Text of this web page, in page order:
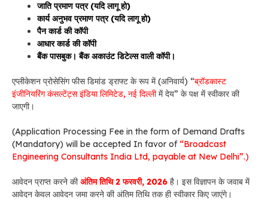
जाति प्रमाण पत्र (यदि लागू हो)
कार्य अनुभव प्रमाण पत्र (यदि लागू हो)
पैन कार्ड की कॉपी
आधार कार्ड की कॉपी
बैंक पासबुक। बैंक अकाउंट डिटेल्स वाली कॉपी।
एप्लीकेशन प्रोसेसिंग फीस डिमांड ड्राफ्ट के रूप में (अनिवार्य) “ब्रॉडकास्ट
इंजीनियरिंग कंसल्टेंट्स इंडिया लिमिटेड, नई दिल्लीमें देय” के पक्ष में स्वीकार की
जाएगी।
(Application Processing Fee in the form of Demand Drafts
(Mandatory) will be accepted In favor of “Broadcast
Engineering Consultants India Ltd, payable at New Delhi”.)
आवेदन प्राप्त करने कीअंतिम तिथि 2 फरवरी, 2026 है। इस विज्ञापन के जवाब में
आवेदन केवल आवेदन जमा करने की अंतिम तिथि तक ही स्वीकार किए जाएंगे।